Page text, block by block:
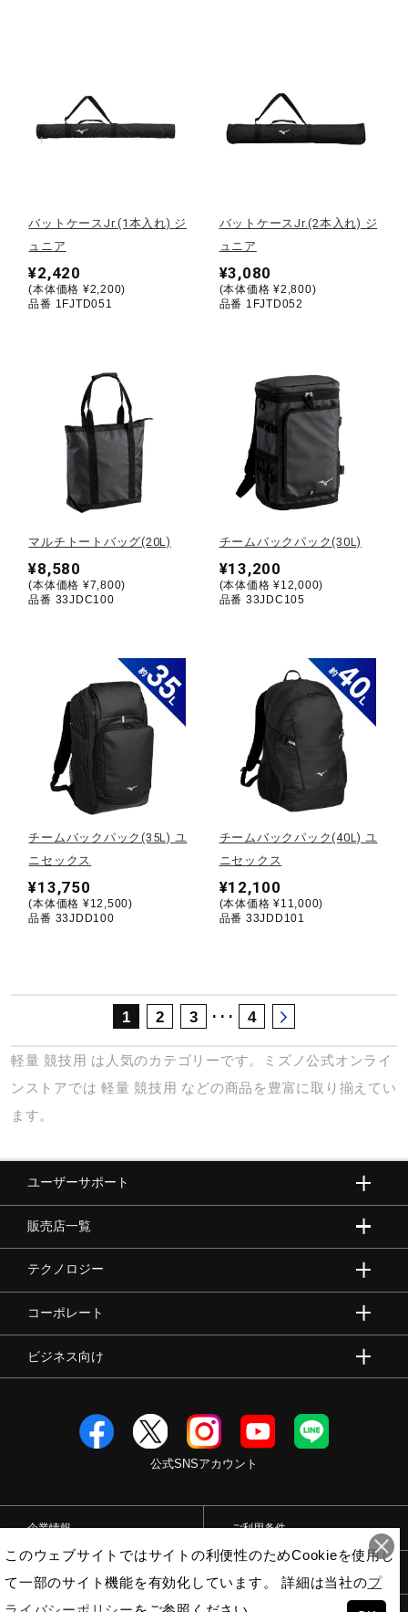
インナー
アウトドア／レイン
健康／エクササイズ
ジュニア／キッズ
メディカル
コラボ／ライセンス
その他
サポート
直営店一覧
バットケースJr.(1本入れ) ジ
ュニア
¥2,420
(本体価格 ¥2,200)
品番 1FJTD051
バットケースJr.(2本入れ) ジ
ュニア
¥3,080
(本体価格 ¥2,800)
品番 1FJTD052
マルチトートバッグ(20L)
¥8,580
(本体価格 ¥7,800)
品番 33JDC100
チームバックパック(30L)
¥13,200
(本体価格 ¥12,000)
品番 33JDC105
チームバックパック(35L) ユ
ニセックス
¥13,750
(本体価格 ¥12,500)
品番 33JDD100
チームバックパック(40L) ユ
ニセックス
¥12,100
(本体価格 ¥11,000)
品番 33JDD101
1 2 3 ･･･ 4
軽量 競技用 は人気のカテゴリーです。ミズノ公式オンライ
ンストアでは軽量 競技用 などの商品を豊富に取り揃えてい
ます。
ユーザーサポート
販売店一覧
テクノロジー
コーポレート
ビジネス向け
公式SNSアカウント
企業情報 ご利用条件
このウェブサイトではサイトの利便性のためCookieを使用し
て一部のサイト機能を有効化しています。 詳細は当社のプ